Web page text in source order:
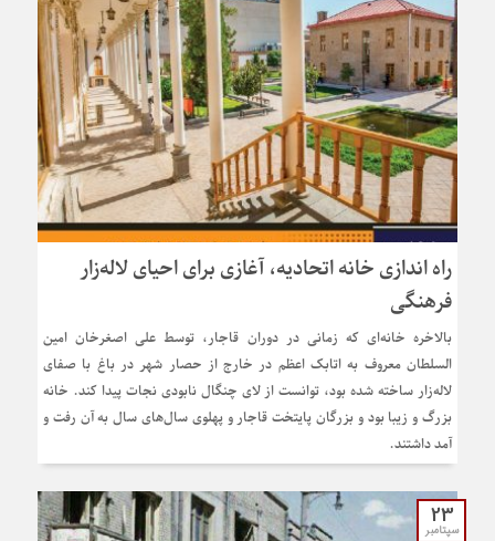
راه اندازی خانه اتحادیه، آغازی برای احیای لاله‌زار
فرهنگی
بالاخره خانه‌ای که زمانی در دوران قاجار، توسط علی اصغرخان امین
السلطان معروف به اتابک اعظم در خارج از حصار شهر در باغ با صفای
لاله‌زار ساخته شده بود، توانست از لای چنگال نابودی نجات پیدا کند. خانه
بزرگ و زیبا بود و بزرگان پایتخت قاجار و پهلوی سال‌های سال به آن رفت و
آمد داشتند.
23
سپتامبر